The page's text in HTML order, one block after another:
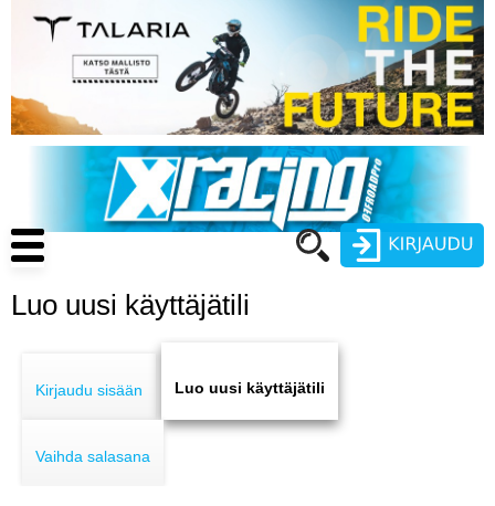
pääsisältöön
Käyttäjätunnus
Main
navigation
ENDURO
MOTOCROSS
Luo uusi käyttäjätili
tabs
Kirjaudu sisään Luo uusi käyttäjätili
Vaihda salasana